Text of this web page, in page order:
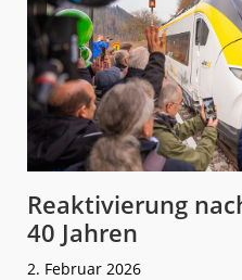
Reaktivierung
40 Jahren
2. Februar 2026